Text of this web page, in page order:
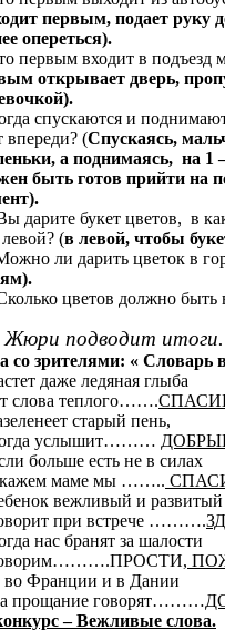
первым, подает руку
опереться).
первым входит в подъезд
открывает дверь,
спускаются и
впереди? (Спускаясь,
а поднимаясь, на 1
быть готов прийти на
дарите букет цветов, в
(в левой, чтобы
ли дарить цветок в
цветов должно быть
Жюри подводит итоги.
со зрителями: « Словарь
даже ледяная глыба
теплого…….
старый пень,
услышит………
больше есть не в силах
маме мы ……..
вежливый и развитый
при встрече ……….
нас бранят за шалости
,
Франции и в Дании
говорят………
– Вежливые слова.